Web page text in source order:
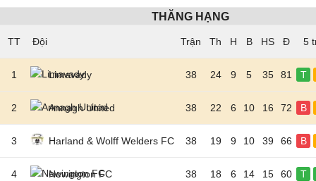
THĂNG HẠNG
TT Đội 5
1 Limavady 38 24 9 5 35 81 T
2 Annagh United 38 22 6 10 16 72 B
3 Harland & Wolff Welders FC 38 19 9 10 39 66 B
4 Newington FC 38 18 6 14 15 60 T